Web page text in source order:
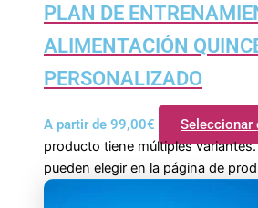
PLAN DE
ALIMENTACIÓN
PERSONALIZADO
A partir de 99,00€ Seleccionar
producto tiene múltiples
pueden elegir en la página de